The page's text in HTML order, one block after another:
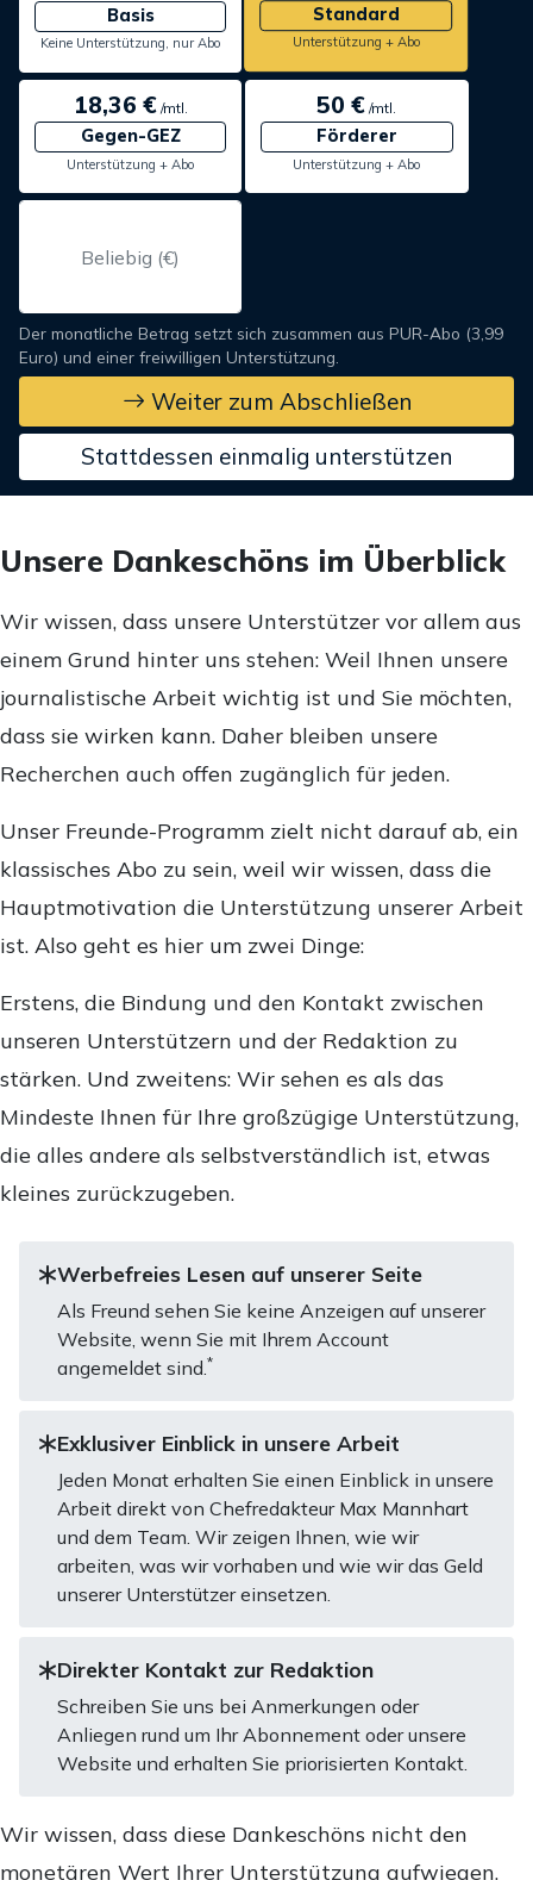
Basis
Keine Unterstützung, nur Abo
Standard
Unterstützung + Abo
18,36 €/mtl.
Gegen-GEZ
Unterstützung + Abo
50 € /mtl.
Förderer
Unterstützung + Abo
Der monatliche Betrag setzt sich zusammen aus PUR-Abo (3,99
Euro) und einer freiwilligen Unterstützung.
Weiter zum Abschließen
Stattdessen einmalig unterstützen
Unsere Dankeschöns im Überblick
Wir wissen, dass unsere Unterstützer vor allem aus
einem Grund hinter uns stehen: Weil Ihnen unsere
journalistische Arbeit wichtig ist und Sie möchten,
dass sie wirken kann. Daher bleiben unsere
Recherchen auch offen zugänglich für jeden.
Unser Freunde-Programm zielt nicht darauf ab, ein
klassisches Abo zu sein, weil wir wissen, dass die
Hauptmotivation die Unterstützung unserer Arbeit
ist. Also geht es hier um zwei Dinge:
Erstens, die Bindung und den Kontakt zwischen
unseren Unterstützern und der Redaktion zu
stärken. Und zweitens: Wir sehen es als das
Mindeste Ihnen für Ihre großzügige Unterstützung,
die alles andere als selbstverständlich ist, etwas
kleines zurückzugeben.
Werbefreies Lesen auf unserer Seite
Als Freund sehen Sie keine Anzeigen auf unserer
Website, wenn Sie mit Ihrem Account
angemeldet sind.*
Exklusiver Einblick in unsere Arbeit
Jeden Monat erhalten Sie einen Einblick in unsere
Arbeit direkt von Chefredakteur Max Mannhart
und dem Team. Wir zeigen Ihnen, wie wir
arbeiten, was wir vorhaben und wie wir das Geld
unserer Unterstützer einsetzen.
Direkter Kontakt zur Redaktion
Schreiben Sie uns bei Anmerkungen oder
Anliegen rund um Ihr Abonnement oder unsere
Website und erhalten Sie priorisierten Kontakt.
Wir wissen, dass diese Dankeschöns nicht den
monetären Wert Ihrer Unterstützung aufwiegen.